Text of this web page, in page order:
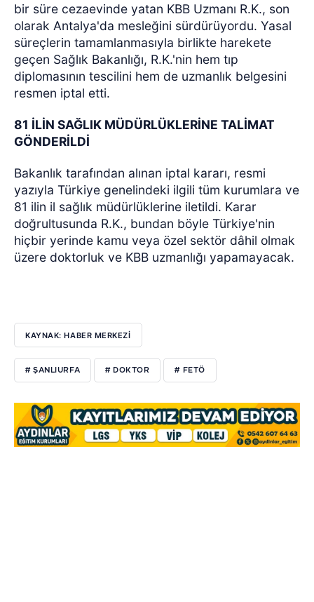
bir süre cezaevinde yatan KBB Uzmanı R.K., son
olarak Antalya'da mesleğini sürdürüyordu. Yasal
süreçlerin tamamlanmasıyla birlikte harekete
geçen Sağlık Bakanlığı, R.K.'nin hem tıp
diplomasının tescilini hem de uzmanlık belgesini
resmen iptal etti.
81 İLİN SAĞLIK MÜDÜRLÜKLERİNE TALİMAT
GÖNDERİLDİ
Bakanlık tarafından alınan iptal kararı, resmi
yazıyla Türkiye genelindeki ilgili tüm kurumlara ve
81 ilin il sağlık müdürlüklerine iletildi. Karar
doğrultusunda R.K., bundan böyle Türkiye'nin
hiçbir yerinde kamu veya özel sektör dâhil olmak
üzere doktorluk ve KBB uzmanlığı yapamayacak.
KAYNAK: HABER MERKEZİ
# ŞANLIURFA # DOKTOR # FETÖ